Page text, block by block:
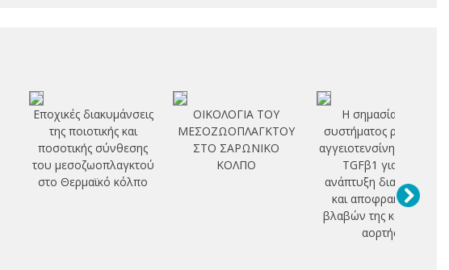
Εποχικές διακυμάνσεις
της ποιοτικής και
ποσοτικής σύνθεσης
του μεσοζωοπλαγκτού
στο Θερμαϊκό κόλπο
ΟΙΚΟΛΟΓΙΑ ΤΟΥ
ΜΕΣΟΖΩΟΠΛΑΓΚΤΟΥ
ΣΤΟ ΣΑΡΩΝΙΚΟ
ΚΟΛΠΟ
Η σημασία του
συστήματος ρενίνης -
αγγειοτενσίνης και του
TGFβ1 για την
ανάπτυξη διατατικών
και αποφρακτικών
βλαβών της κοιλιακής
αορτής